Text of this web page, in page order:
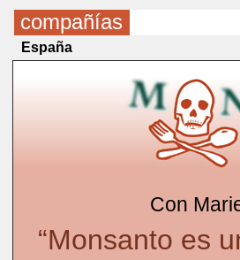
compañías
España
Con
“Monsanto es